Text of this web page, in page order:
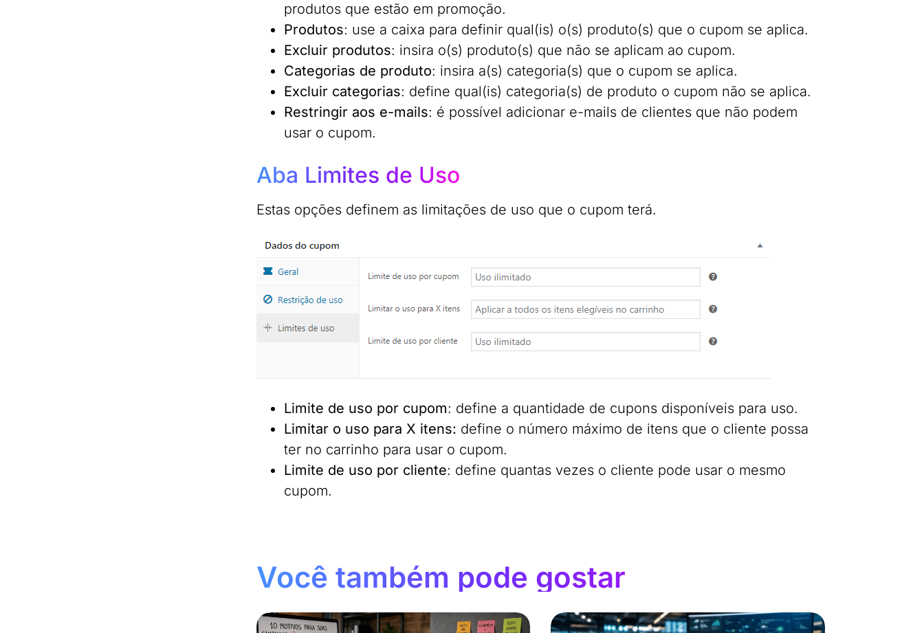
produtos que estão em promoção.
Produtos: use a caixa para definir qual(is) o(s) produto(s) que o cupom se aplica.
Excluir produtos: insira o(s) produto(s) que não se aplicam ao cupom.
Categorias de produto: insira a(s) categoria(s) que o cupom se aplica.
Excluir categorias: define qual(is) categoria(s) de produto o cupom não se aplica.
Restringir aos e-mails: é possível adicionar e-mails de clientes que não podem
usar o cupom.
Aba Limites de Uso
Estas opções definem as limitações de uso que o cupom terá.
Limite de uso por cupom: define a quantidade de cupons disponíveis para uso.
Limitar o uso para X itens: define o número máximo de itens que o cliente possa
ter no carrinho para usar o cupom.
Limite de uso por cliente: define quantas vezes o cliente pode usar o mesmo
cupom.
Você também pode gostar